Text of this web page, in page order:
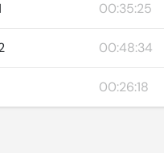
00:35:25
00:48:34
00:26:18